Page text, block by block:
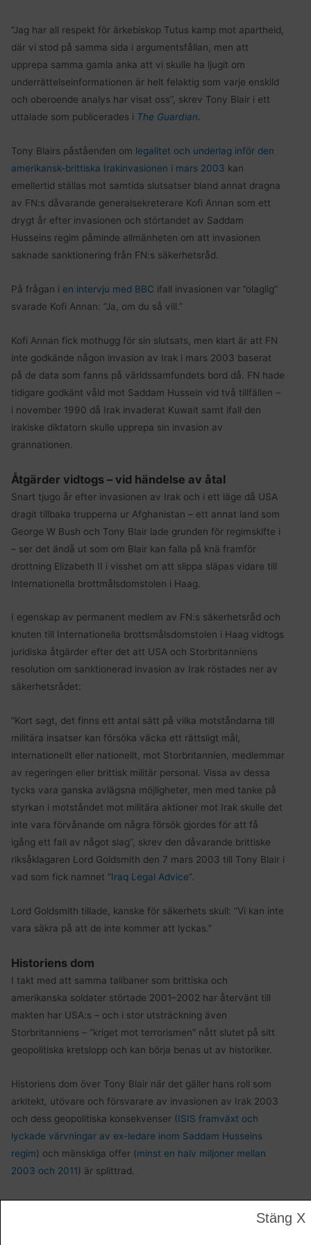
”Jag har all respekt för ärkebiskop Tutus kamp mot apartheid,
där vi stod på samma sida i argumentsfållan, men att
upprepa samma gamla anka att vi skulle ha ljugit om
underrättelseinformationen är helt felaktig som varje enskild
och oberoende analys har visat oss”, skrev Tony Blair i ett
uttalade som publicerades i The Guardian
Tony Blairs påståenden om legalitet och underlag inför den
amerikansk-brittiska Irakinvasionen i mars 2003 kan
emellertid ställas mot samtida slutsatser bland annat dragna
av FN:s dåvarande generalsekreterare Kofi Annan som ett
drygt år efter invasionen och störtandet av Saddam
Husseins regim påminde allmänheten om att invasionen
saknade sanktionering från FN:s säkerhetsråd.
På frågan i en intervju med BBC ifall invasionen var ”olaglig”
svarade Kofi Annan: ”Ja, om du så vill.”
Kofi Annan fick mothugg för sin slutsats, men klart är att FN
inte godkände någon invasion av Irak i mars 2003 baserat
på de data som fanns på världssamfundets bord då. FN hade
tidigare godkänt våld mot Saddam Hussein vid två tillfällen –
i november 1990 då Irak invaderat Kuwait samt ifall den
irakiske diktatorn skulle upprepa sin invasion av
grannationen.
Åtgärder vidtogs ­– vid händelse av åtal
Snart tjugo år efter invasionen av Irak och i ett läge då USA
dragit tillbaka trupperna ur Afghanistan – ett annat land som
George W Bush och Tony Blair lade grunden för regimskifte i
– ser det ändå ut som om Blair kan falla på knä framför
drottning Elizabeth II i visshet om att slippa släpas vidare till
Internationella brottmålsdomstolen i Haag.
I egenskap av permanent medlem av FN:s säkerhetsråd och
knuten till Internationella brottsmålsdomstolen i Haag vidtogs
juridiska åtgärder efter det att USA och Storbritanniens
resolution om sanktionerad invasion av Irak röstades ner av
säkerhetsrådet:
”Kort sagt, det finns ett antal sätt på vilka motståndarna till
militära insatser kan försöka väcka ett rättsligt mål,
internationellt eller nationellt, mot Storbritannien, medlemmar
av regeringen eller brittisk militär personal. Vissa av dessa
tycks vara ganska avlägsna möjligheter, men med tanke på
styrkan i motståndet mot militära aktioner mot Irak skulle det
inte vara förvånande om några försök gjordes för att få
igång ett fall av något slag”, skrev den dåvarande brittiske
riksåklagaren Lord Goldsmith den 7 mars 2003 till Tony Blair i
vad som fick namnet ”Iraq Legal Advice”.
Lord Goldsmith tillade, kanske för säkerhets skull: ”Vi kan inte
vara säkra på att de inte kommer att lyckas.”
Historiens dom
I takt med att samma talibaner som brittiska och
amerikanska soldater störtade 2001–2002 har återvänt till
makten har USA:s – och i stor utsträckning även
Storbritanniens – ”kriget mot terrorismen” nått slutet på sitt
geopolitiska kretslopp och kan börja benas ut av historiker.
Historiens dom över Tony Blair när det gäller hans roll som
arkitekt, utövare och försvarare av invasionen av Irak 2003
och dess geopolitiska konsekvenser (ISIS framväxt och
lyckade värvningar av ex-ledare inom Saddam Husseins
regim) och mänskliga offer (minst en halv miljoner mellan
2003 och 2011) är splittrad.
Stäng X